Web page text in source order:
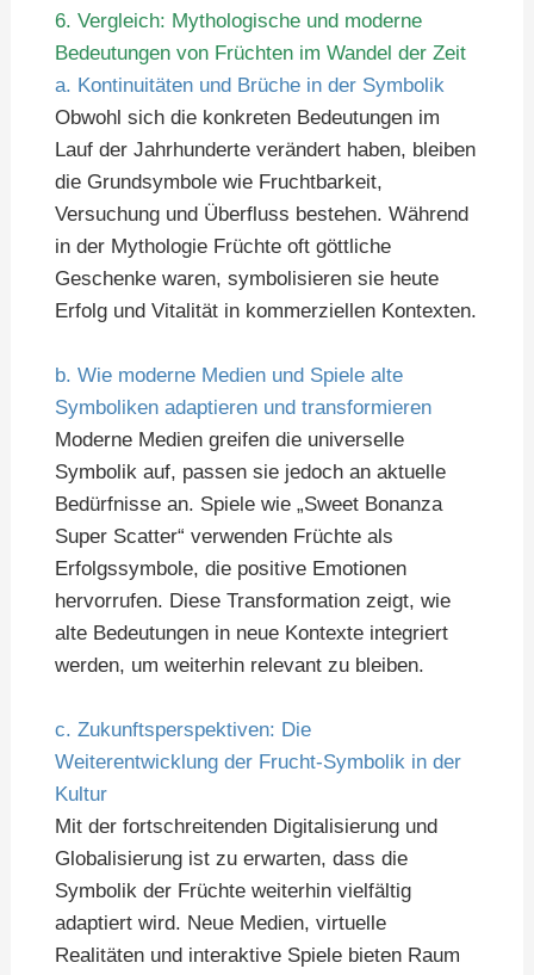
6. Vergleich: Mythologische und moderne
Bedeutungen von Früchten im Wandel der Zeit
a. Kontinuitäten und Brüche in der Symbolik
Obwohl sich die konkreten Bedeutungen im
Lauf der Jahrhunderte verändert haben, bleiben
die Grundsymbole wie Fruchtbarkeit,
Versuchung und Überfluss bestehen. Während
in der Mythologie Früchte oft göttliche
Geschenke waren, symbolisieren sie heute
Erfolg und Vitalität in kommerziellen Kontexten.
b. Wie moderne Medien und Spiele alte
Symboliken adaptieren und transformieren
Moderne Medien greifen die universelle
Symbolik auf, passen sie jedoch an aktuelle
Bedürfnisse an. Spiele wie „Sweet Bonanza
Super Scatter“ verwenden Früchte als
Erfolgssymbole, die positive Emotionen
hervorrufen. Diese Transformation zeigt, wie
alte Bedeutungen in neue Kontexte integriert
werden, um weiterhin relevant zu bleiben.
c. Zukunftsperspektiven: Die
Weiterentwicklung der Frucht-Symbolik in der
Kultur
Mit der fortschreitenden Digitalisierung und
Globalisierung ist zu erwarten, dass die
Symbolik der Früchte weiterhin vielfältig
adaptiert wird. Neue Medien, virtuelle
Realitäten und interaktive Spiele bieten Raum